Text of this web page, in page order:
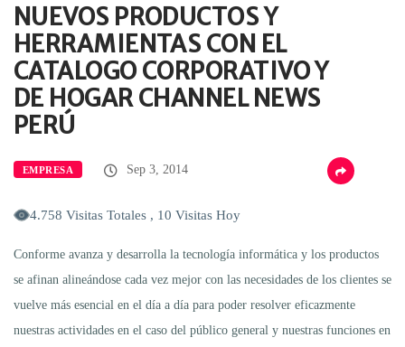
Home Empresa NUEVOS PRODUCTOS Y…
NUEVOS PRODUCTOS Y
HERRAMIENTAS CON EL
CATALOGO CORPORATIVO Y
DE HOGAR CHANNEL NEWS
PERÚ
EMPRESA Sep 3, 2014
4.758 Visitas Totales , 10 Visitas Hoy
Conforme avanza y desarrolla la tecnología informática y los productos
se afinan alineándose cada vez mejor con las necesidades de los clientes se
vuelve más esencial en el día a día para poder resolver eficazmente
nuestras actividades en el caso del público general y nuestras funciones en